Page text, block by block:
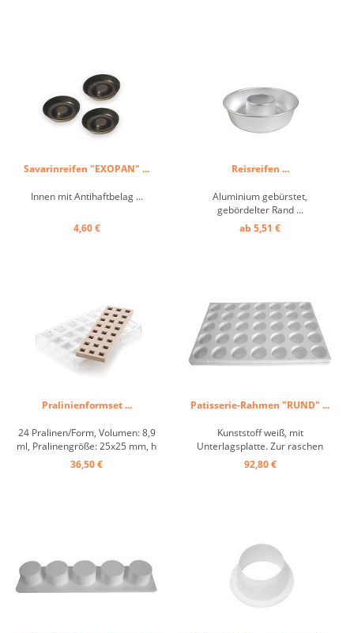
Savarinreifen "EXOPAN" ...
Innen mit Antihaftbelag ...
4,60 €
Reisreifen ...
Aluminium gebürstet,
gebördelter Rand ...
ab 5,51 €
Pralinienformset ...
24 Pralinen/Form, Volumen: 8,9
ml, Pralinengröße: 25x25 mm, h
15 mm, Größe der Tritan-Form:
275 x 175 mm, h 25 mm, Größe
36,50 €
Patisserie-Rahmen "RUND" ...
Kunststoff weiß, mit
Unterlagsplatte. Zur raschen
Zubereitung von Kuchen und
Einzelgebäck: Mousses,
92,80 €